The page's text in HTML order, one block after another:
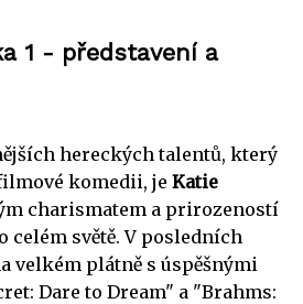
1 - představení a
hereckých talentů, který
komedii, je Katie
charismatem a prirozeností
celém světě. V posledních
velkém plátně s úspěšnými
Dare to Dream" a "Brahms: